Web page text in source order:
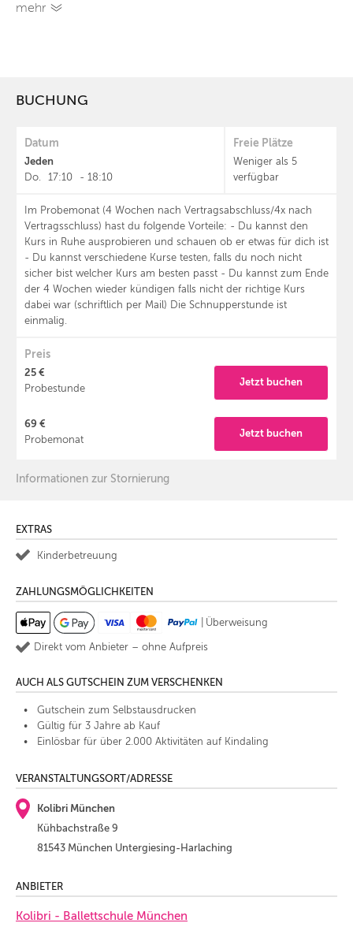
mehr
BUCHUNG
Datum
Jeden
Do. 17:10 - 18:10
Im Probemonat (4 Wochen nach Vertragsabschluss/4x nach
Vertragsschluss) hast du folgende Vorteile: - Du kannst den
Kurs in Ruhe ausprobieren und schauen ob er etwas für dich ist
- Du kannst verschiedene Kurse testen, falls du noch nicht
sicher bist welcher Kurs am besten passt - Du kannst zum Ende
der 4 Wochen wieder kündigen falls nicht der richtige Kurs
dabei war (schriftlich per Mail) Die Schnupperstunde ist
einmalig.
Freie Plätze
Weniger als 5
verfügbar
Preis
25 €
Probestunde
Jetzt buchen
69 €
Probemonat
Jetzt buchen
Informationen zur Stornierung
EXTRAS
Kinderbetreuung
ZAHLUNGSMÖGLICHKEITEN
Überweisung
Direkt vom Anbieter – ohne Aufpreis
AUCH ALS GUTSCHEIN ZUM VERSCHENKEN
Gutschein zum Selbstausdrucken
Gültig für 3 Jahre ab Kauf
Einlösbar für über 2.000 Aktivitäten auf Kindaling
VERANSTALTUNGSORT/ADRESSE
Kolibri München
Kühbachstraße 9
81543 München Untergiesing-Harlaching
ANBIETER
Kolibri - Ballettschule München